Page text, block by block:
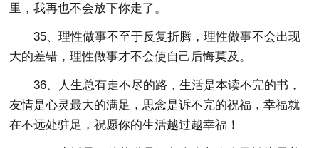
里，我再也不会放下你走了。
35、理性做事不至于反复折腾，理性做事不会出现
大的差错，理性做事才不会使自己后悔莫及。
36、人生总有走不尽的路，生活是本读不完的书，
友情是心灵最大的满足，思念是诉不完的祝福，幸福就
在不远处驻足，祝愿你的生活越过越幸福！